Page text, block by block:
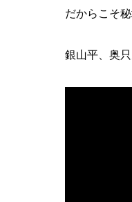
だからこそ
銀山平、奥